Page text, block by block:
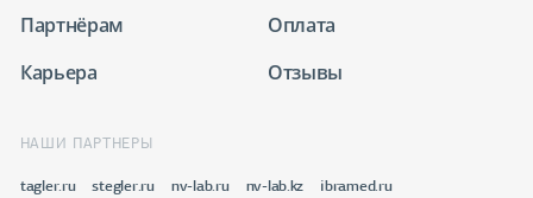
Партнёрам
Оплата
Карьера
Отзывы
НАШИ ПАРТНЕРЫ
tagler.ru stegler.ru nv-lab.ru nv-lab.kz ibramed.ru